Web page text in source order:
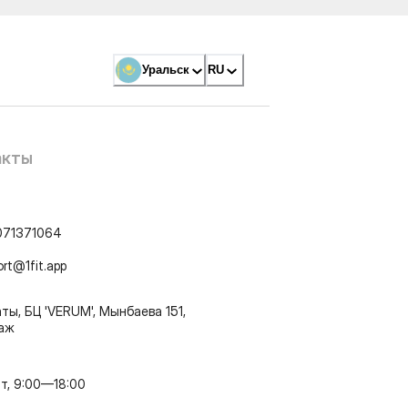
Уральск RU
БЦ 'VERUM', Мынбаева 151,
9:00—18:00